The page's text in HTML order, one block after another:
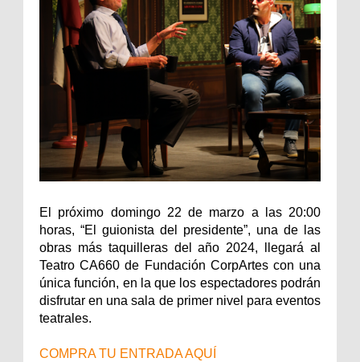
El próximo domingo 22 de marzo a las 20:00
horas, “El guionista del presidente”, una de las
obras más taquilleras del año 2024, llegará al
Teatro CA660 de Fundación CorpArtes con una
única función, en la que los espectadores podrán
disfrutar en una sala de primer nivel para eventos
teatrales.
COMPRA TU ENTRADA AQUÍ